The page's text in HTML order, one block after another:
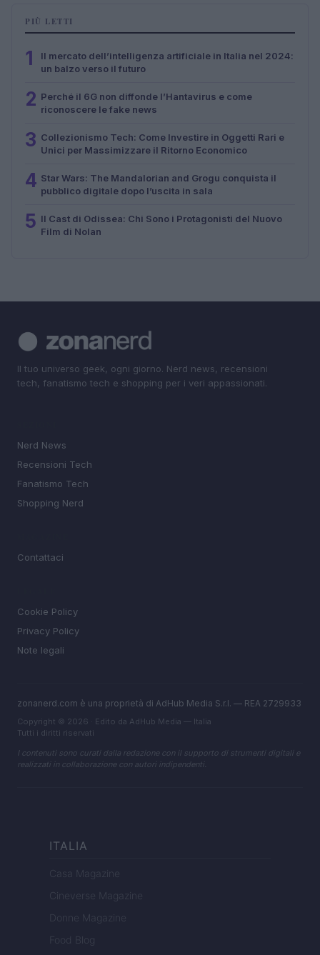
PIÙ LETTI
1
Il mercato dell’intelligenza artificiale in Italia nel 2024:
un balzo verso il futuro
2 Perché il 6G non diffonde l’Hantavirus e come
riconoscere le fake news
3 Collezionismo Tech: Come Investire in Oggetti Rari e
Unici per Massimizzare il Ritorno Economico
4 Star Wars: The Mandalorian and Grogu conquista il
pubblico digitale dopo l’uscita in sala
5 Il Cast di Odissea: Chi Sono i Protagonisti del Nuovo
Film di Nolan
Il tuo universo geek, ogni giorno. Nerd news, recensioni
tech, fanatismo tech e shopping per i veri appassionati.
Nerd News
Recensioni Tech
Fanatismo Tech
Shopping Nerd
Contattaci
Cookie Policy
Privacy Policy
Note legali
zonanerd.com è una proprietà di AdHub Media S.r.l. — REA 2729933
Copyright © 2026 · Edito da AdHub Media — Italia
Tutti i diritti riservati
I contenuti sono curati dalla redazione con il supporto di strumenti digitali e
realizzati in collaborazione con autori indipendenti.
ITALIA
Casa Magazine
Cineverse Magazine
Donne Magazine
Food Blog